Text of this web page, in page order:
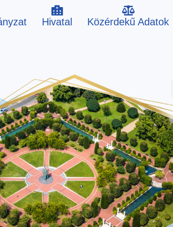
Hivatal Közérdekű Adatok